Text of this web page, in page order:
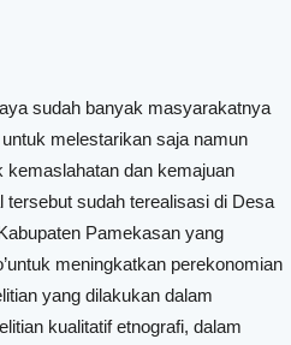
sudah banyak masyarakatnya
melestarikan saja namun
kemaslahatan dan kemajuan
tersebut sudah terealisasi di Desa
Pamekasan yang
meningkatkan perekonomian
yang dilakukan dalam
kualitatif etnografi, dalam